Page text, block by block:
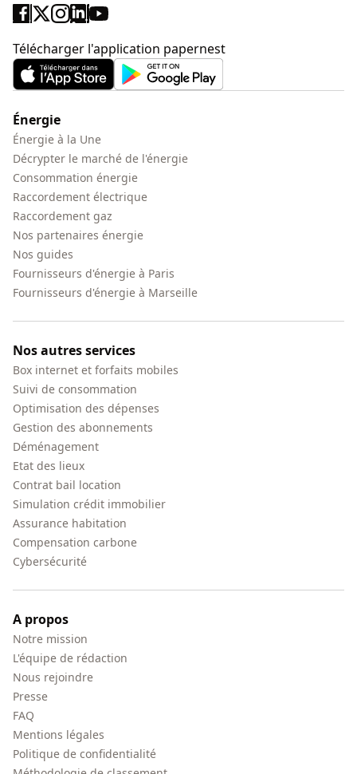
Télécharger l'application papernest
Énergie
Énergie à la Une
Décrypter le marché de l'énergie
Consommation énergie
Raccordement électrique
Raccordement gaz
Nos partenaires énergie
Nos guides
Fournisseurs d'énergie à Paris
Fournisseurs d'énergie à Marseille
Nos autres services
Box internet et forfaits mobiles
Suivi de consommation
Optimisation des dépenses
Gestion des abonnements
Déménagement
Etat des lieux
Contrat bail location
Simulation crédit immobilier
Assurance habitation
Compensation carbone
Cybersécurité
A propos
Notre mission
L'équipe de rédaction
Nous rejoindre
Presse
FAQ
Mentions légales
Politique de confidentialité